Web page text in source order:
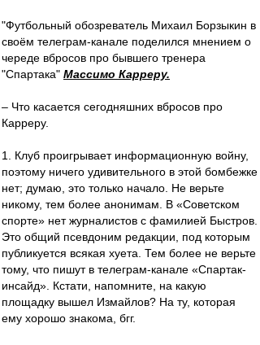
"Футбольный обозреватель Михаил Борзыкин в
своём телеграм-канале поделился мнением о
череде вбросов про бывшего тренера
"Спартака" Массимо Карреру.
– Что касается сегодняшних вбросов про
Карреру.
1. Клуб проигрывает информационную войну,
поэтому ничего удивительного в этой бомбежке
нет; думаю, это только начало. Не верьте
никому, тем более анонимам. В «Советском
спорте» нет журналистов с фамилией Быстров.
Это общий псевдоним редакции, под которым
публикуется всякая хуета. Тем более не верьте
тому, что пишут в телеграм-канале «Спартак-
инсайд». Кстати, напомните, на какую
площадку вышел Измайлов? На ту, которая
ему хорошо знакома, бгг.